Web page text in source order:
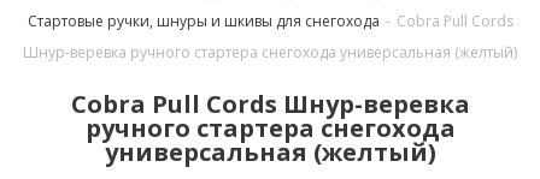
Стартовые ручки, шнуры и шкивы для снегохода - Cobra Pull Cords
Шнур-веревка ручного стартера снегохода универсальная (желтый)
Cobra Pull Cords Шнур-веревка
ручного стартера снегохода
универсальная (желтый)